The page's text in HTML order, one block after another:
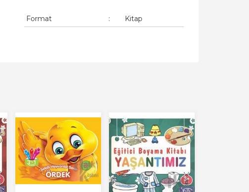
Format
: Kitap